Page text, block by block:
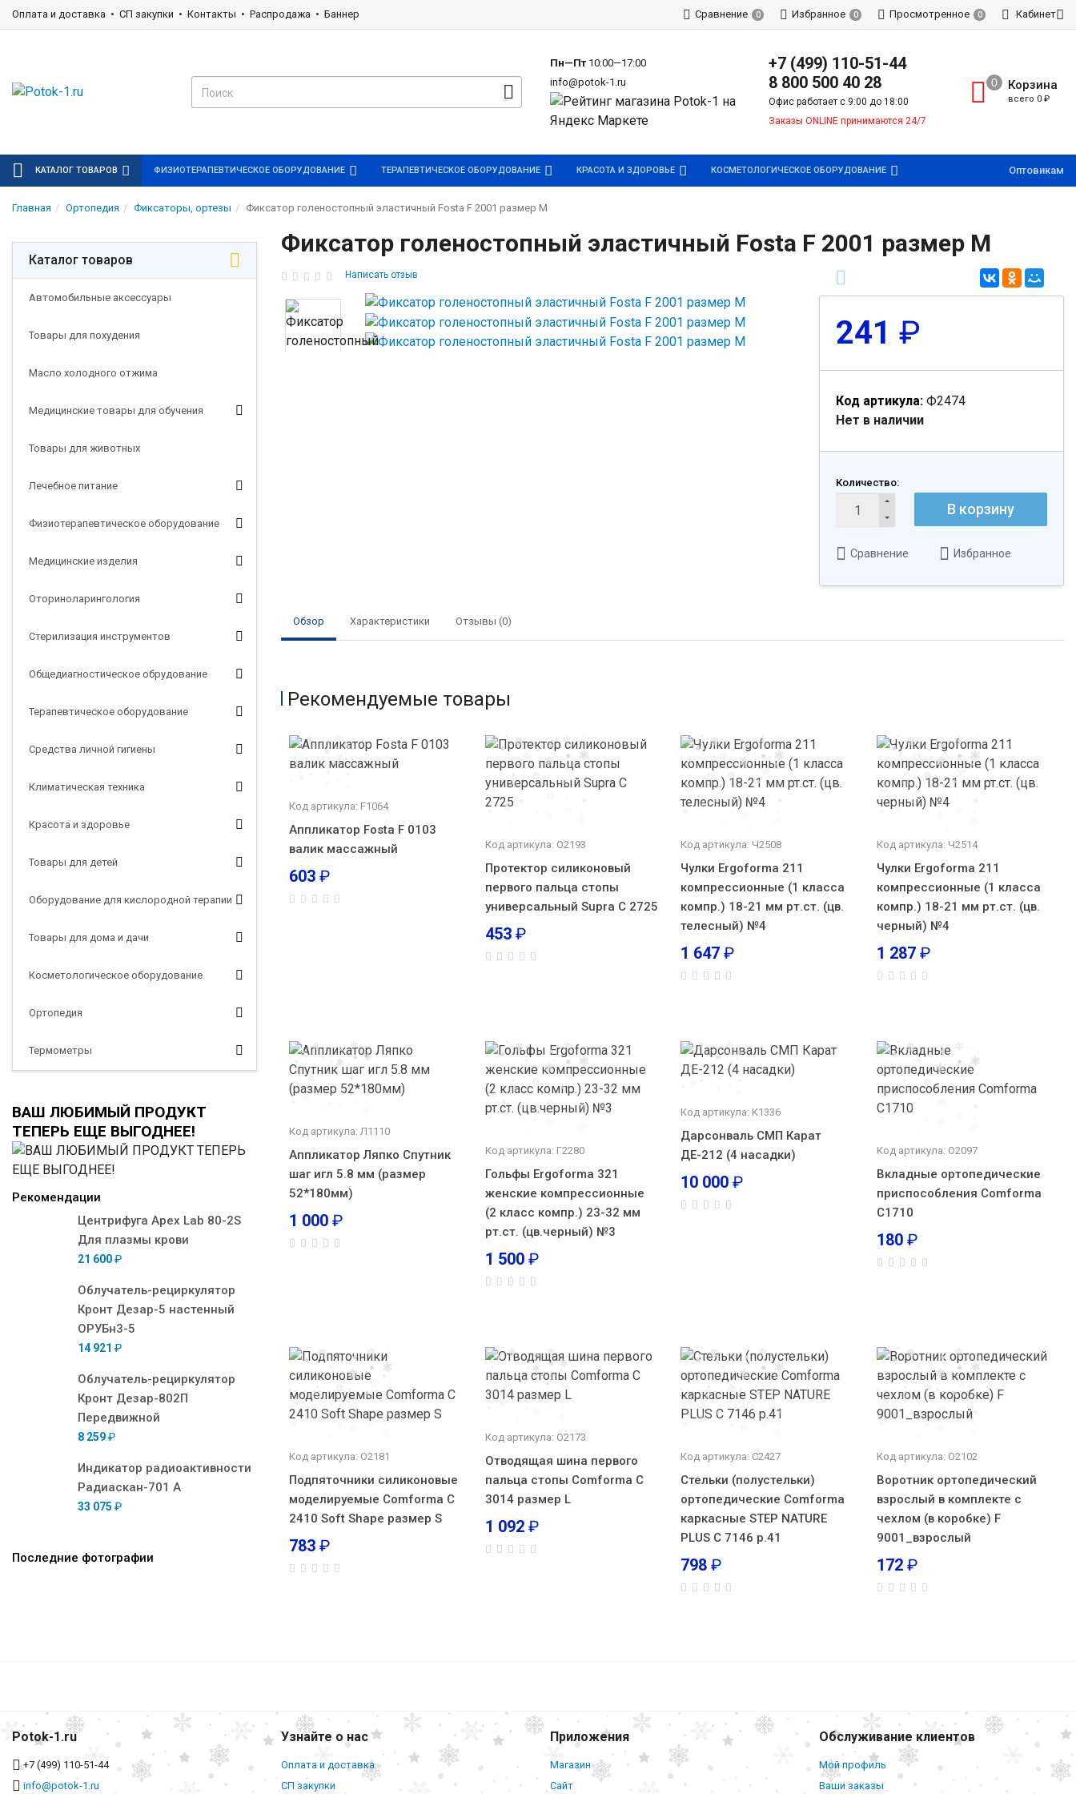
Оплата и доставка СП закупки Контакты Распродажа Баннер Сравнение 0 Избранное 0 Просмотренное 0 Кабинет
Пн—Пт10:00—17:00
info@potok-1.ru
+7 (499) 110-51-44
8 800 500 40 28
Офис работает с 9:00 до 18:00
Заказы ONLINE принимаются 24/7
Корзина
всего 0 ₽
КАТАЛОГ ТОВАРОВ ФИЗИОТЕРАПЕВТИЧЕСКОЕ ОБОРУДОВАНИЕ ТЕРАПЕВТИЧЕСКОЕ ОБОРУДОВАНИЕ КРАСОТА И ЗДОРОВЬЕ КОСМЕТОЛОГИЧЕСКОЕ ОБОРУДОВАНИЕ Оптовикам
Главная Ортопедия Фиксаторы, ортезы Фиксатор голеностопный эластичный Fosta F 2001 размер M
Каталог товаров
Автомобильные аксессуары
Товары для похудения
Масло холодного отжима
Медицинские товары для обучения
Товары для животных
Лечебное питание
Физиотерапевтическое оборудование
Медицинские изделия
Оториноларингология
Стерилизация инструментов
Общедиагностическое обрудование
Терапевтическое оборудование
Средства личной гигиены
Климатическая техника
Красота и здоровье
Товары для детей
Оборудование для кислородной терапии
Товары для дома и дачи
Косметологическое оборудование
Ортопедия
Термометры
ВАШ ЛЮБИМЫЙ ПРОДУКТ
ТЕПЕРЬ ЕЩЕ ВЫГОДНЕЕ!
Рекомендации
Центрифуга Apex Lab 80-2S
Для плазмы крови
21 600₽
Облучатель-рециркулятор
Кронт Дезар-5 настенный
ОРУБн3-5
14 921 ₽
Облучатель-рециркулятор
Кронт Дезар-802П
Передвижной
8 259₽
Индикатор радиоактивности
Радиаскан-701 А
33 075 ₽
Последние фотографии
Фиксатор голеностопный эластичный Fosta F 2001 размер M
Написать отзыв
241 ₽
Код артикула: Ф2474
Нет в наличии
Количество:
В корзину
Сравнение Избранное
Обзор Характеристики Отзывы (0)
Рекомендуемые товары
Код артикула: F1064
Аппликатор Fosta F 0103
валик массажный
603 ₽
Код артикула: О2193
Протектор силиконовый
первого пальца стопы
универсальный Supra С 2725
453 ₽
Код артикула: Ч2508
Чулки Ergoforma 211
компрессионные (1 класса
компр.) 18-21 мм рт.ст. (цв.
телесный) №4
1 647 ₽
Код артикула: Ч2514
Чулки Ergoforma 211
компрессионные (1 класса
компр.) 18-21 мм рт.ст. (цв.
черный) №4
1 287 ₽
Код артикула: Л1110
Аппликатор Ляпко Спутник
шаг игл 5.8 мм (размер
52*180мм)
1 000 ₽
Код артикула: Г2280
Гольфы Ergoforma 321
женские компрессионные
(2 класс компр.) 23-32 мм
рт.ст. (цв.черный) №3
1 500 ₽
Код артикула: К1336
Дарсонваль СМП Карат
ДЕ-212 (4 насадки)
10 000 ₽
Код артикула: О2097
Вкладные ортопедические
приспособления Comforma
С1710
180 ₽
Код артикула: О2181
Подпяточники силиконовые
моделируемые Comforma С
2410 Soft Shape размер S
783 ₽
Код артикула: О2173
Отводящая шина первого
пальца стопы Comforma С
3014 размер L
1 092 ₽
Код артикула: С2427
Стельки (полустельки)
ортопедические Comforma
каркасные STEP NATURE
PLUS С 7146 р.41
798 ₽
Код артикула: О2102
Воротник ортопедический
взрослый в комплекте с
чехлом (в коробке) F
9001_взрослый
172 ₽
Potok-1.ru
+7 (499) 110-51-44
info@potok-1.ru
Узнайте о нас
Оплата и доставка
СП закупки
Приложения
Магазин
Сайт
Обслуживание клиентов
Мой профиль
Ваши заказы